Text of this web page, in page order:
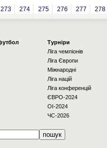
273 274 275 276 277 278
Турніри
Ліга чемпіонів
Ліга Європи
Міжнародні
Ліга націй
Ліга конференцій
ЄВРО-2024
OI-2024
ЧС-2026